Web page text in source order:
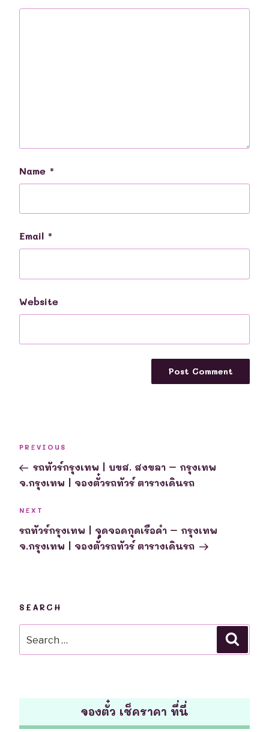
Name *
Email *
Website
Previous
Post
PREVIOUS
รถทัวร์กรุงเทพ | บขส. สงขลา – กรุงเทพ
จ.กรุงเทพ | จองตั๋วรถทัวร์ ตารางเดินรถ
Next
Post
NEXT
รถทัวร์กรุงเทพ | จุดจอดกุดเรือคำ – กรุงเทพ
จ.กรุงเทพ | จองตั๋วรถทัวร์ ตารางเดินรถ
SEARCH
for:
จองตั๋ว เช็คราคา ที่นี่